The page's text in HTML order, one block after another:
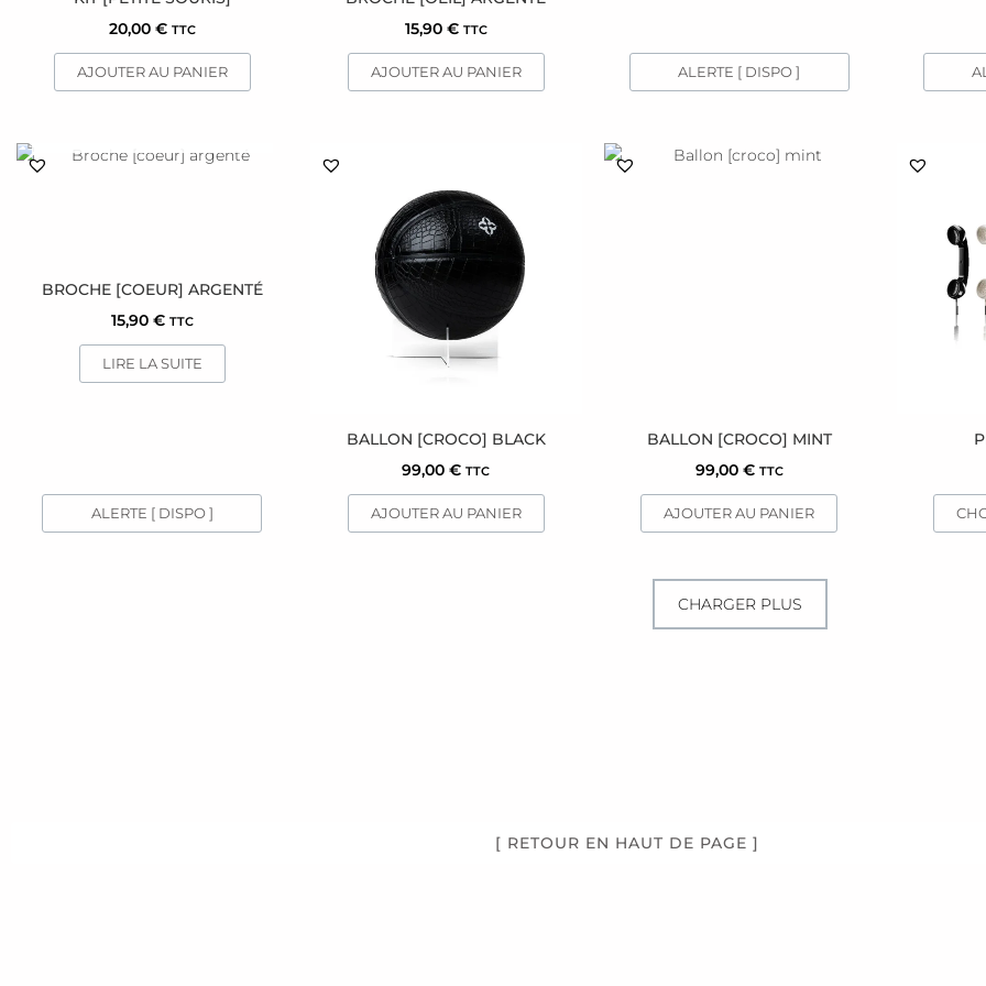
20,00 € TTC
AJOUTER AU PANIER
15,90 € TTC
AJOUTER AU PANIER ALERTE [ DISPO ]
BROCHE [COEUR] ARGENTÉ
15,90 € TTC
LIRE LA SUITE
ALERTE [ DISPO ]
BALLON [CROCO] BLACK
99,00€ TTC
AJOUTER AU PANIER
BALLON [CROCO] MINT
99,00 € TTC
AJOUTER AU PANIER
CHARGER PLUS
[ RETOUR EN HAUT DE PAGE ]